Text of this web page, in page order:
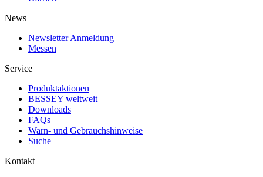
News
Newsletter Anmeldung
Messen
Service
Produktaktionen
BESSEY weltweit
Downloads
FAQs
Warn- und Gebrauchshinweise
Suche
Kontakt